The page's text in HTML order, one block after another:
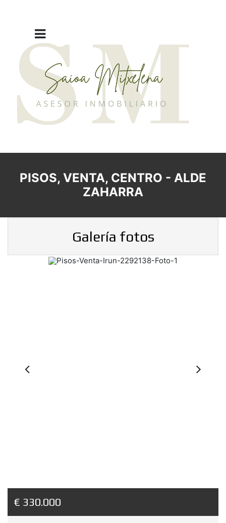
PISOS, VENTA, CENTRO - ALDE
ZAHARRA
Galería fotos
€ 330.000